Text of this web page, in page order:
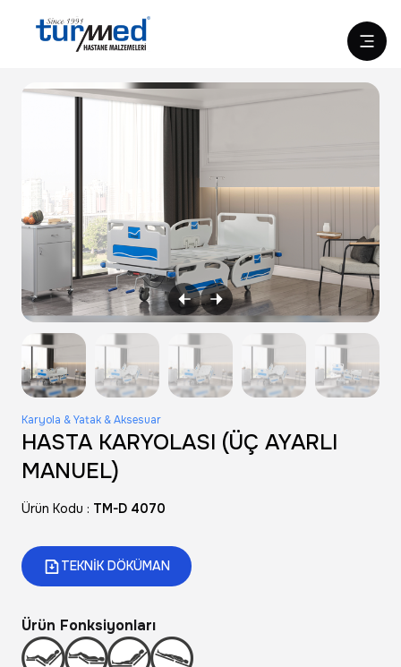
Karyola & Yatak & Aksesuar
HASTA KARYOLASI (ÜÇ AYARLI
MANUEL)
Ürün Kodu : TM-D 4070
TEKNİK DÖKÜMAN
Ürün Fonksiyonları